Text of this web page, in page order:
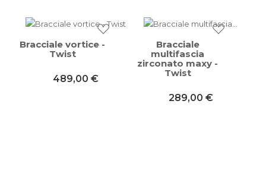
Bracciale vortice -
Twist
489,00 €
Bracciale
multifascia
zirconato maxy -
Twist
289,00 €